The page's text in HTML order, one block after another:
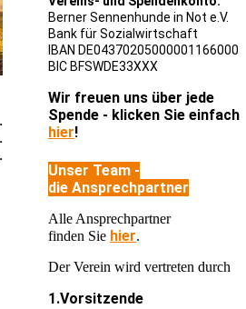
Berner Sennenhunde in Not e.V.
Bank für Sozialwirtschaft
IBAN DE04370205000001166000
BIC BFSWDE33XXX
Wir freuen uns über jede
Spende - klicken Sie einfach
hier!
Unser Team -
die Ansprechpartner
Alle Ansprechpartner
finden Sie hier.
Der Verein wird vertreten durch
1.Vorsitzende